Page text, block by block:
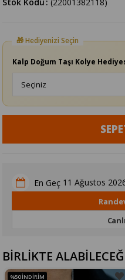
Kalp Doğum Taşı Kolye
En Geç 11 Ağustos
BİRLİKTE
%50 İNDIRIM